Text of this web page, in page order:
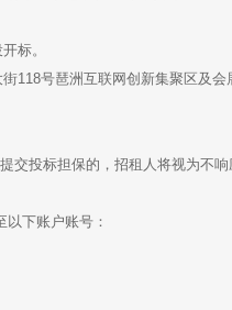
标。
118号琶洲互联网创新集聚区及会
交投标担保的，招租人将视为不响
下账户账号：